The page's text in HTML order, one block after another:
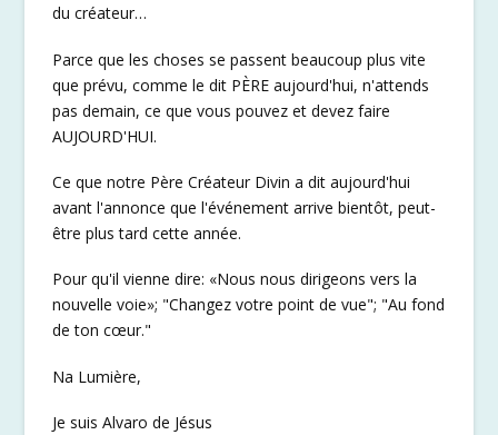
du créateur…
Parce que les choses se passent beaucoup plus vite
que prévu, comme le dit PÈRE aujourd'hui, n'attends
pas demain, ce que vous pouvez et devez faire
AUJOURD'HUI.
Ce que notre Père Créateur Divin a dit aujourd'hui
avant l'annonce que l'événement arrive bientôt, peut-
être plus tard cette année.
Pour qu'il vienne dire: «Nous nous dirigeons vers la
nouvelle voie»; "Changez votre point de vue"; "Au fond
de ton cœur."
Na Lumière,
Je suis Alvaro de Jésus